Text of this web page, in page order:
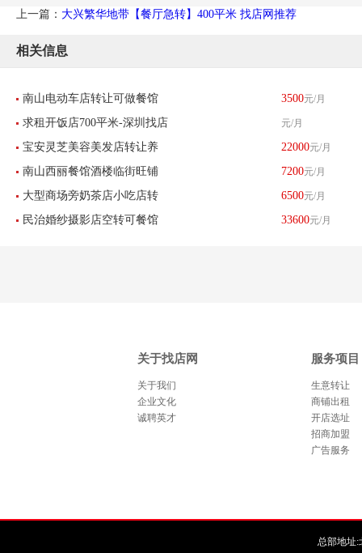
上一篇： 大兴繁华地带【餐厅急转】400平米 找店网推荐
相关信息
南山电动车店转让可做餐馆
小吃足疗美容美发服装店
3500元/月
求租开饭店700平米-深圳找店
网
元/月
宝安灵芝美容美发店转让养
生店低价转让-已转让
22000元/月
南山西丽餐馆酒楼临街旺铺
转让
7200元/月
大型商场旁奶茶店小吃店转
让-已转让
6500元/月
民治婚纱摄影店空转可餐馆 33600元/月
关于找店网
关于我们
企业文化
诚聘英才
服务项目
生意转让
商铺出租
开店选址
招商加盟
广告服务
总部地址: